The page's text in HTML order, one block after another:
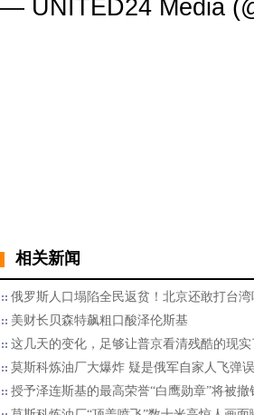
— UNITED24 Media
相关新闻
俄罗斯人口塌陷全民返贫！北京还敢打台湾
美财长贝森特飙粗口酸泽伦斯基
这几天的变化，足够让普京看清残酷的现实
莫斯科炼油厂大爆炸 疑是俄军自家人飞弹
授予泽连斯基的最高荣誉“白鹰勋章”将被撤